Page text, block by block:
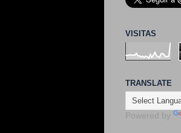
VISITAS
TRANSLATE
Powered by